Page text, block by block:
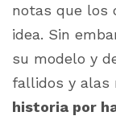
notas que los
idea. Sin
su modelo y
fallidos y alas
historia por